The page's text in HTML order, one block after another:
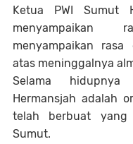
Ketua PWI Sumut
menyampaikan
menyampaikan
atas meninggalnya
Selama hidupnya
Hermansjah adalah
telah berbuat yang
Sumut.